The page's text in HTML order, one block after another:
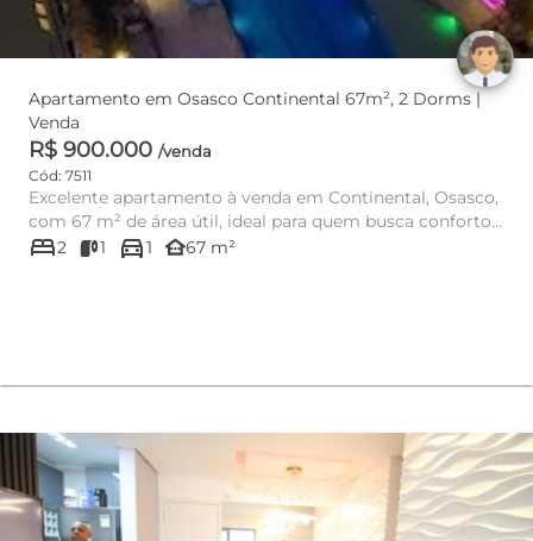
Apartamento em Osasco Continental 67m², 2 Dorms |
Venda
R$ 900.000 /venda
Cód: 7511
Excelente apartamento à venda em Continental, Osasco,
com 67 m² de área útil, ideal para quem busca conforto,
praticida...
bed2 1 directions_car1 other_houses67 m²